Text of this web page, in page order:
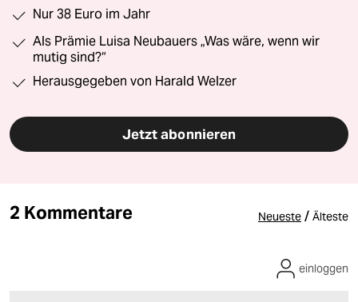
Nur 38 Euro im Jahr
Als Prämie Luisa Neubauers „Was wäre, wenn wir
mutig sind?“
Herausgegeben von Harald Welzer
Jetzt abonnieren
2 Kommentare Neueste / Älteste
einloggen